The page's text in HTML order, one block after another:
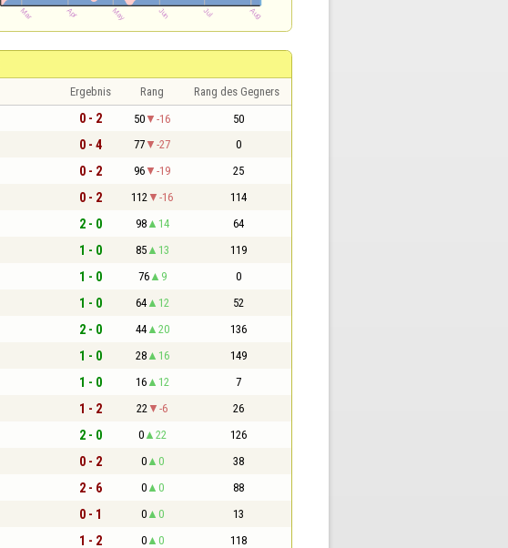
Ergebnis Rang Rang des Gegners
0 - 2 50 -16 50
0 - 4 77 -27 0
0 - 2 96 -19 25
0 - 2 112 -16 114
2 - 0 98 14 64
1 - 0 85 13 119
1 - 0 76 9 0
1 - 0 64 12 52
2 - 0 44 20 136
1 - 0 28 16 149
1 - 0 16 12 7
1 - 2 22 -6 26
2 - 0 0 22 126
0 - 2 0 0 38
2 - 6 0 0 88
0 - 1 0 0 13
1 - 2 0 0 118